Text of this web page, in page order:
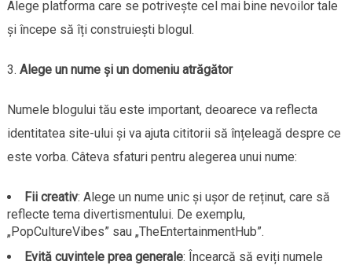
Alege platforma care se potrivește cel mai bine nevoilor tale
și începe să îți construiești blogul.
Alege un nume și un domeniu atrăgător
Numele blogului tău este important, deoarece va reflecta
identitatea site-ului și va ajuta cititorii să înțeleagă despre ce
este vorba. Câteva sfaturi pentru alegerea unui nume:
Fii creativ: Alege un nume unic și ușor de reținut, care să
reflecte tema divertismentului. De exemplu,
„PopCultureVibes” sau „TheEntertainmentHub”.
Evită cuvintele prea generale: Încearcă să eviți numele